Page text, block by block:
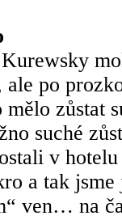
po
zůstat
suché
v
a tak
ven… na